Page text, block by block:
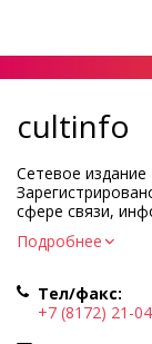
cultinfo
Сетевое издание
сфере связи,
коммуникаций.
Учредитель КУ
культуры»
Подробнее
Тел/факс:
+7 (8172) 21-